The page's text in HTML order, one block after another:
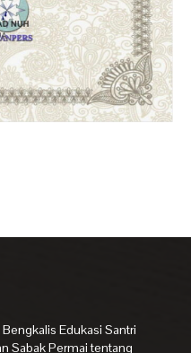
Edukasi Santri
Sabak Permai tentang